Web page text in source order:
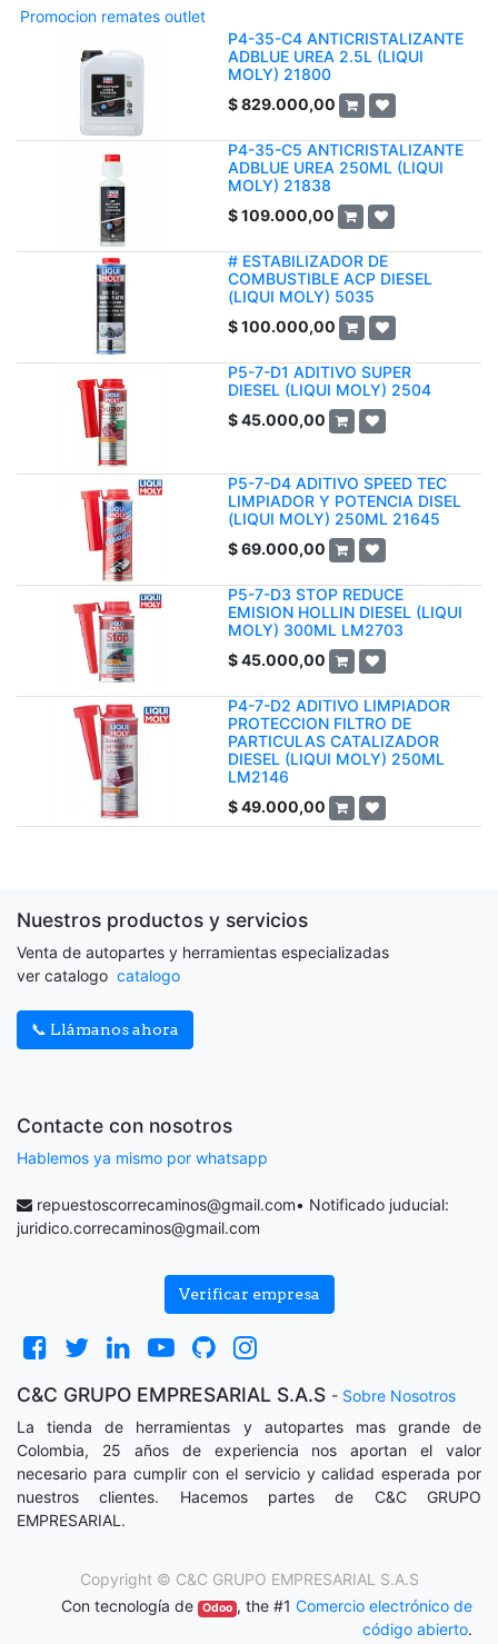
Promocion remates outlet
P4-35-C4 ANTICRISTALIZANTE
ADBLUE UREA 2.5L (LIQUI
MOLY) 21800
$829.000,00
P4-35-C5 ANTICRISTALIZANTE
ADBLUE UREA 250ML (LIQUI
MOLY) 21838
$109.000,00
# ESTABILIZADOR DE
COMBUSTIBLE ACP DIESEL
(LIQUI MOLY) 5035
$100.000,00
P5-7-D1 ADITIVO SUPER
DIESEL (LIQUI MOLY) 2504
$45.000,00
P5-7-D4 ADITIVO SPEED TEC
LIMPIADOR Y POTENCIA DISEL
(LIQUI MOLY) 250ML 21645
$69.000,00
P5-7-D3 STOP REDUCE
EMISION HOLLIN DIESEL (LIQUI
MOLY) 300ML LM2703
$45.000,00
P4-7-D2 ADITIVO LIMPIADOR
PROTECCION FILTRO DE
PARTICULAS CATALIZADOR
DIESEL (LIQUI MOLY) 250ML
LM2146
$49.000,00
Nuestros productos y servicios
Venta de autopartes y herramientas especializadas
ver catalogo catalogo
📞 Llámanos ahora
Contacte con nosotros
Hablemos ya mismo por whatsapp
repuestoscorrecaminos@gmail.com• Notificado juducial:
juridico.correcaminos@gmail.com
Verificar empresa
C&C GRUPO EMPRESARIAL S.A.S - Sobre Nosotros
La tienda de herramientas y autopartes mas grande de
Colombia, 25 años de experiencia nos aportan el valor
necesario para cumplir con el servicio y calidad esperada por
nuestros clientes. Hacemos partes de C&C GRUPO
EMPRESARIAL.
Copyright © C&C GRUPO EMPRESARIAL S.A.S
Con tecnología de
Odoo , the #1 Comercio electrónico de
código abierto.